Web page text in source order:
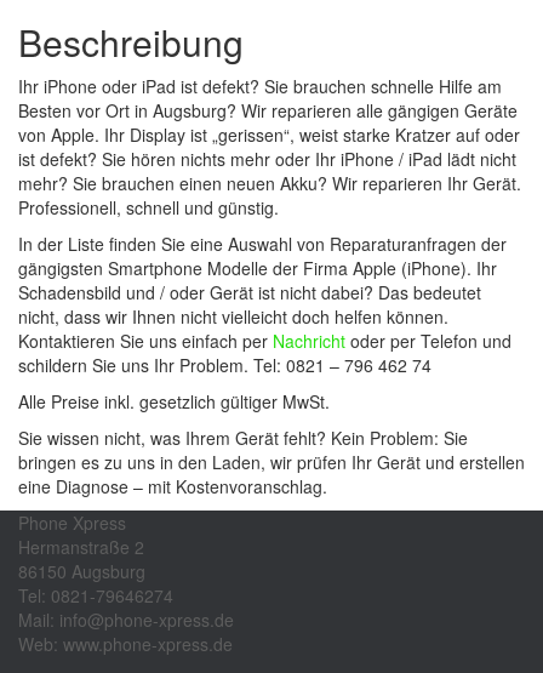
Beschreibung
Ihr iPhone oder iPad ist defekt? Sie brauchen schnelle Hilfe am
Besten vor Ort in Augsburg? Wir reparieren alle gängigen Geräte
von Apple. Ihr Display ist „gerissen“, weist starke Kratzer auf oder
ist defekt? Sie hören nichts mehr oder Ihr iPhone / iPad lädt nicht
mehr? Sie brauchen einen neuen Akku? Wir reparieren Ihr Gerät.
Professionell, schnell und günstig.
In der Liste finden Sie eine Auswahl von Reparaturanfragen der
gängigsten Smartphone Modelle der Firma Apple (iPhone). Ihr
Schadensbild und / oder Gerät ist nicht dabei? Das bedeutet
nicht, dass wir Ihnen nicht vielleicht doch helfen können.
Kontaktieren Sie uns einfach per Nachricht oder per Telefon und
schildern Sie uns Ihr Problem. Tel: 0821 – 796 462 74
Alle Preise inkl. gesetzlich gültiger MwSt.
Sie wissen nicht, was Ihrem Gerät fehlt? Kein Problem: Sie
bringen es zu uns in den Laden, wir prüfen Ihr Gerät und erstellen
eine Diagnose – mit Kostenvoranschlag.
Phone Xpress
Hermanstraße 2
86150 Augsburg
Tel: 0821-79646274
Mail: info@phone-xpress.de
Web: www.phone-xpress.de